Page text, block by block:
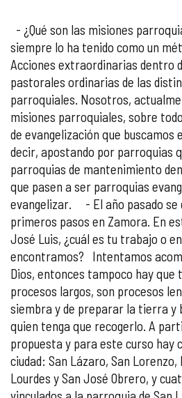
- ¿Qué son las misiones
siempre lo ha tenido como un
Acciones extraordinarias dentro
pastorales ordinarias de las
parroquiales. Nosotros,
misiones parroquiales, sobre
de evangelización que buscamos
decir, apostando por parroquias
parroquias de mantenimiento
que pasen a ser parroquias
evangelizar. - El año pasado se
primeros pasos en Zamora. En
José Luis, ¿cuál es tu trabajo o
encontramos? Intentamos
Dios, entonces tampoco hay que
procesos largos, son procesos
siembra y de preparar la tierra y
quien tenga que recogerlo. A
propuesta y para este curso hay
ciudad: San Lázaro, San
Lourdes y San José Obrero, y